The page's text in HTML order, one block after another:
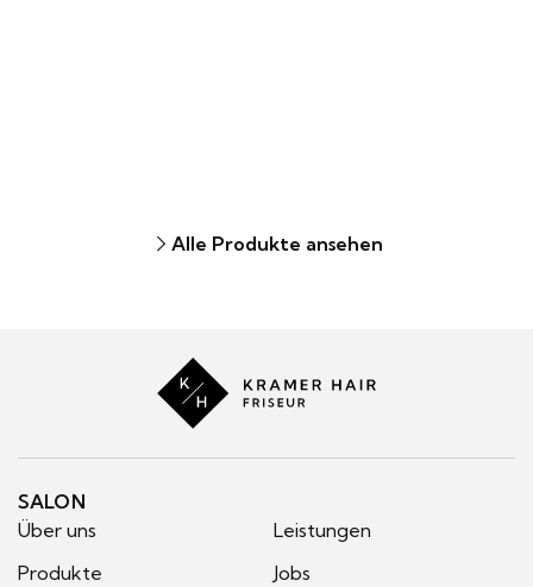
Alle Produkte ansehen
Kramer
Hair
SALON
Über uns
Leistungen
Produkte
Jobs